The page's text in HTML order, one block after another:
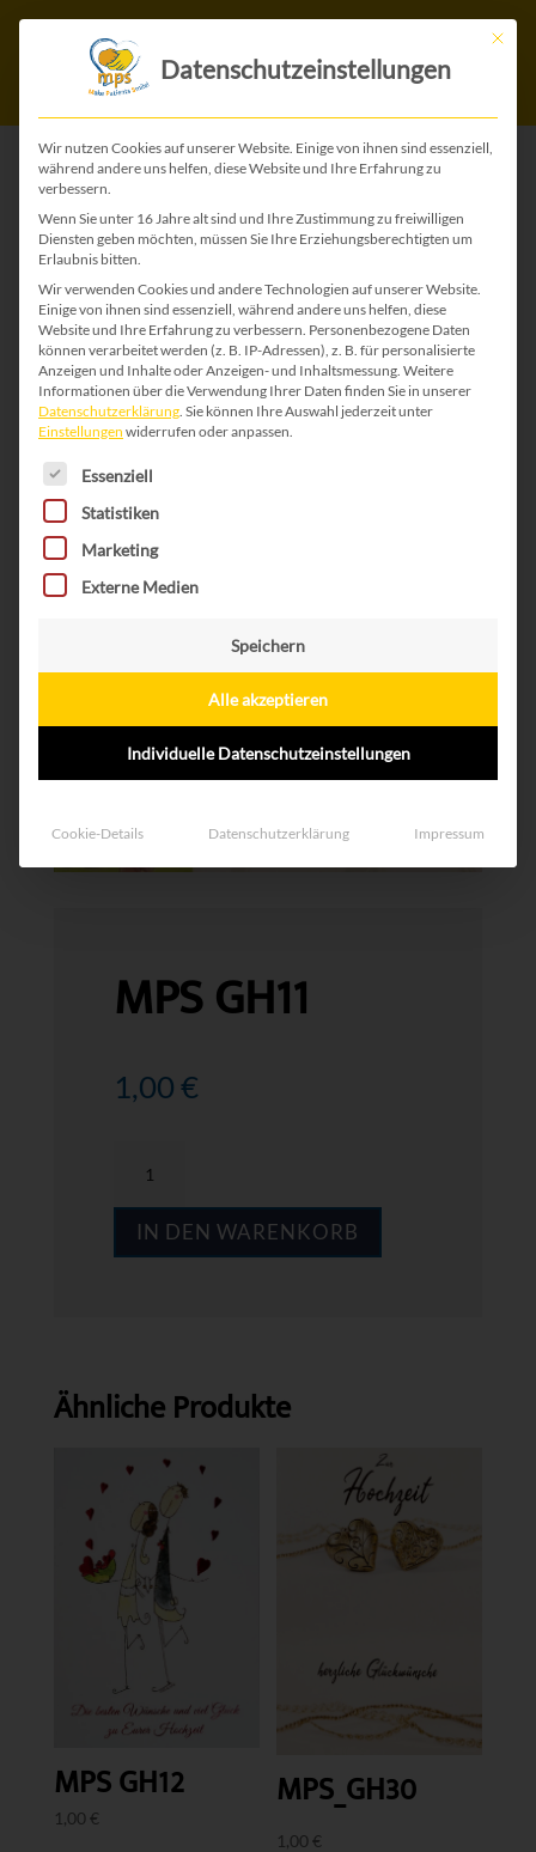
MPS GH11
1,00€
Menge
IN DEN WARENKORB
Ähnliche Produkte
MPS GH12
1,00 €
MPS_GH30
1,00 €
Mit
Datenschutzeinstellungen
Wir nutzen Cookies auf unserer Website. Einige von ihnen sind essenziell,
während andere uns helfen, diese Website und Ihre Erfahrung zu
verbessern.
Wenn Sie unter 16 Jahre alt sind und Ihre Zustimmung zu freiwilligen
Diensten geben möchten, müssen Sie Ihre Erziehungsberechtigten um
Erlaubnis bitten.
Wir verwenden Cookies und andere Technologien auf unserer Website.
Einige von ihnen sind essenziell, während andere uns helfen, diese
Website und Ihre Erfahrung zu verbessern. Personenbezogene Daten
können verarbeitet werden (z. B. IP-Adressen), z. B. für personalisierte
Anzeigen und Inhalte oder Anzeigen- und Inhaltsmessung. Weitere
Informationen über die Verwendung Ihrer Daten finden Sie in unserer
Datenschutzerklärung. Sie können Ihre Auswahl jederzeit unter
Einstellungen widerrufen oder anpassen.
Es folgt eine Liste der Service-Gruppen, für die
Essenziell
Statistiken
Marketing
Externe Medien
Speichern
Alle akzeptieren
Individuelle Datenschutzeinstellungen
Cookie-Details Datenschutzerklärung Impressum